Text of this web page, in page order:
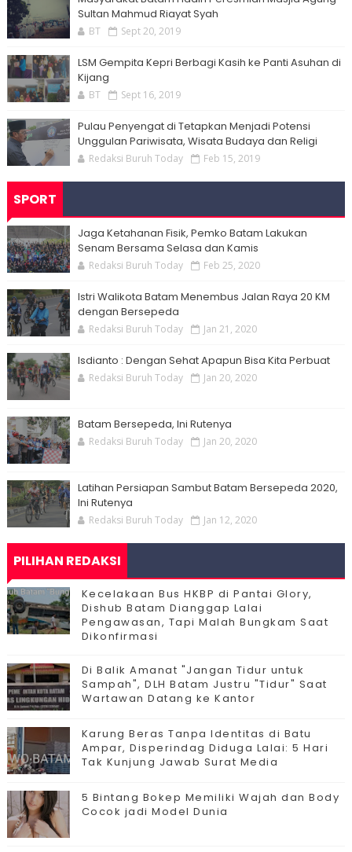
Sultan Mahmud Riayat Syah
BT Sept 20, 2019
LSM Gempita Kepri Berbagi Kasih ke Panti Asuhan di
Kijang
BT Sept 16, 2019
Pulau Penyengat di Tetapkan Menjadi Potensi
Unggulan Pariwisata, Wisata Budaya dan Religi
Redaksi Buruh Today Feb 15, 2019
SPORT
Jaga Ketahanan Fisik, Pemko Batam Lakukan
Senam Bersama Selasa dan Kamis
Redaksi Buruh Today Feb 25, 2020
Istri Walikota Batam Menembus Jalan Raya 20 KM
dengan Bersepeda
Redaksi Buruh Today Jan 21, 2020
Isdianto : Dengan Sehat Apapun Bisa Kita Perbuat
Redaksi Buruh Today Jan 20, 2020
Batam Bersepeda, Ini Rutenya
Redaksi Buruh Today Jan 20, 2020
Latihan Persiapan Sambut Batam Bersepeda 2020,
Ini Rutenya
Redaksi Buruh Today Jan 12, 2020
PILIHAN REDAKSI
Kecelakaan Bus HKBP di Pantai Glory,
Dishub Batam Dianggap Lalai
Pengawasan, Tapi Malah Bungkam Saat
Dikonfirmasi
Di Balik Amanat "Jangan Tidur untuk
Sampah", DLH Batam Justru "Tidur" Saat
Wartawan Datang ke Kantor
Karung Beras Tanpa Identitas di Batu
Ampar, Disperindag Diduga Lalai: 5 Hari
Tak Kunjung Jawab Surat Media
5 Bintang Bokep Memiliki Wajah dan Body
Cocok jadi Model Dunia